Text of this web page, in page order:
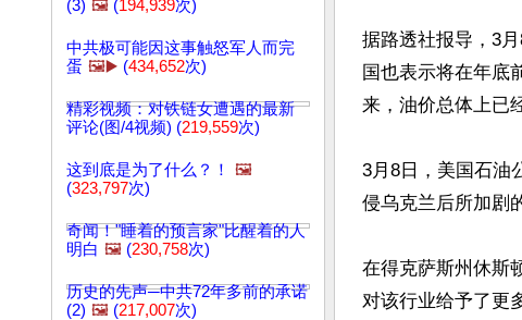
(3) 🖼️ (194,939次)
中共极可能因这事触怒军人而完
蛋 🖼️▶️ (434,652次)
精彩视频：对铁链女遭遇的最新
评论(图/4视频) (219,559次)
这到底是为了什么？！
🖼️
(323,797次)
奇闻！"睡着的预言家"比醒着的人
明白 🖼️ (230,758次)
历史的先声─中共72年多前的承诺
(2) 🖼️ (217,007次)
据路透社报导，3
国也表示将在年底
来，油价总体上已
3月8日，美国石油
侵乌克兰后所加剧
在得克萨斯州休斯
对该行业给予了更